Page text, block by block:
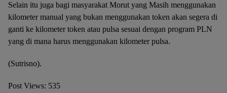
Selain itu juga bagi masyarakat Morut yang Masih menggunakan
kilometer manual yang bukan menggunakan token akan segera di
ganti ke kilometer token atau pulsa sesuai dengan program PLN
yang di mana harus menggunakan kilometer pulsa.
(Sutrisno).
Post Views: 535